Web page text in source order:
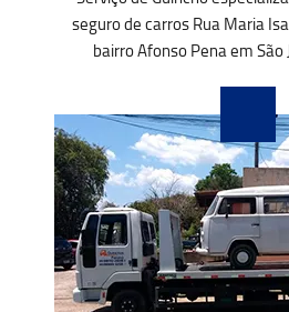
seguro de carros Rua Maria
bairro Afonso Pena em São